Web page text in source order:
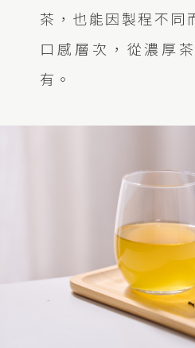
茶，也能因製程不同
口感層次，從濃厚
有。